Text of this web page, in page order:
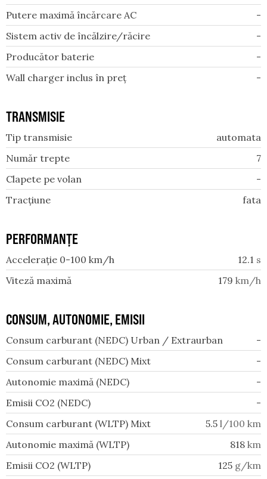
Putere maximă încărcare AC
-
Sistem activ de încălzire/răcire
-
Producător baterie
-
Wall charger inclus în preț
-
TRANSMISIE
Tip transmisie
automata
Număr trepte
7
Clapete pe volan
-
Tracțiune
fata
PERFORMANȚE
Accelerație 0-100 km/h 12.1 s
Viteză maximă
179 km/h
CONSUM, AUTONOMIE, EMISII
Consum carburant (NEDC) Urban / Extraurban
-
Consum carburant (NEDC) Mixt
-
Autonomie maximă (NEDC)
-
Emisii CO2 (NEDC)
-
Consum carburant (WLTP) Mixt
5.5 l/100 km
Autonomie maximă (WLTP)
818 km
Emisii CO2 (WLTP)
125 g/km